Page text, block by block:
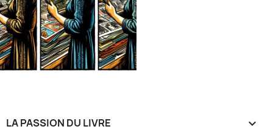
LA PASSION DU LIVRE 